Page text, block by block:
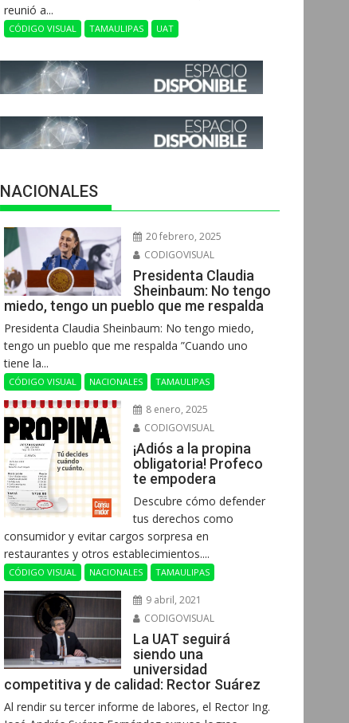
reunió a...
CÓDIGO VISUAL TAMAULIPAS UAT
NACIONALES
20 febrero, 2025
CODIGOVISUAL
Presidenta Claudia
Sheinbaum: No tengo
miedo, tengo un pueblo que me respalda
Presidenta Claudia Sheinbaum: No tengo miedo,
tengo un pueblo que me respalda ”Cuando uno
tiene la...
CÓDIGO VISUAL NACIONALES TAMAULIPAS
8 enero, 2025
CODIGOVISUAL
¡Adiós a la propina
obligatoria! Profeco
te empodera
Descubre cómo defender
tus derechos como
consumidor y evitar cargos sorpresa en
restaurantes y otros establecimientos....
CÓDIGO VISUAL NACIONALES TAMAULIPAS
9 abril, 2021
CODIGOVISUAL
La UAT seguirá
siendo una
universidad
competitiva y de calidad: Rector Suárez
Al rendir su tercer informe de labores, el Rector Ing.